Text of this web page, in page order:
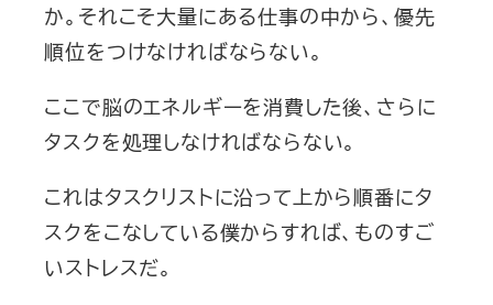
か。それこそ大量にある仕事の中から、優先
順位をつけなければならない。
ここで脳のエネルギーを消費した後、さらに
タスクを処理しなければならない。
これはタスクリストに沿って上から順番にタ
スクをこなしている僕からすれば、ものすご
いストレスだ。